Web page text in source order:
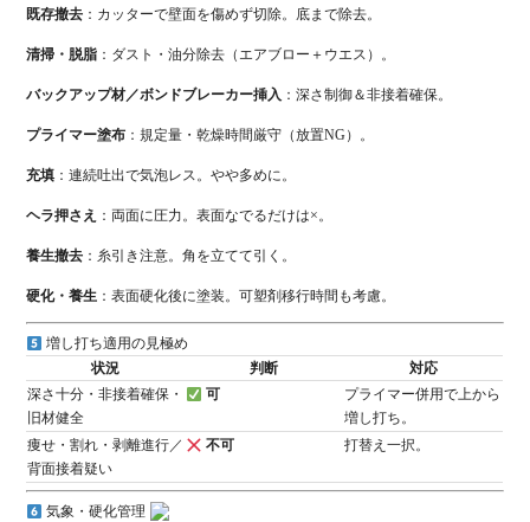
既存撤去 ：カッターで壁面を傷めず切除。底まで除去。
清掃・脱脂 ：ダスト・油分除去（エアブロー＋ウエス）。
バックアップ材／ボンドブレーカー挿入 ：深さ制御＆非接着確保。
プライマー塗布 ：規定量・乾燥時間厳守（放置NG）。
充填 ：連続吐出で気泡レス。やや多めに。
ヘラ押さえ ：両面に圧力。表面なでるだけは×。
養生撤去 ：糸引き注意。角を立てて引く。
硬化・養生 ：表面硬化後に塗装。可塑剤移行時間も考慮。
増し打ち適用の見極め
状況
判断
対応
深さ十分・非接着確保・
旧材健全
可
プライマー併用で上から
増し打ち。
痩せ・割れ・剥離進行／
背面接着疑い
不可 打替え一択。
気象・硬化管理